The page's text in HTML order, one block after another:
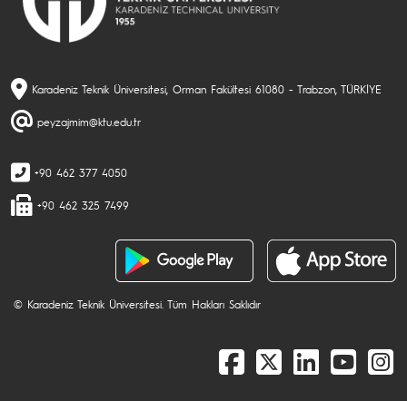
Karadeniz Teknik Üniversitesi, Orman Fakültesi 61080 - Trabzon, TÜRKİYE
peyzajmim@ktu.edu.tr
+90 462 377 4050
+90 462 325 7499
© Karadeniz Teknik Üniversitesi. Tüm Hakları Saklıdır